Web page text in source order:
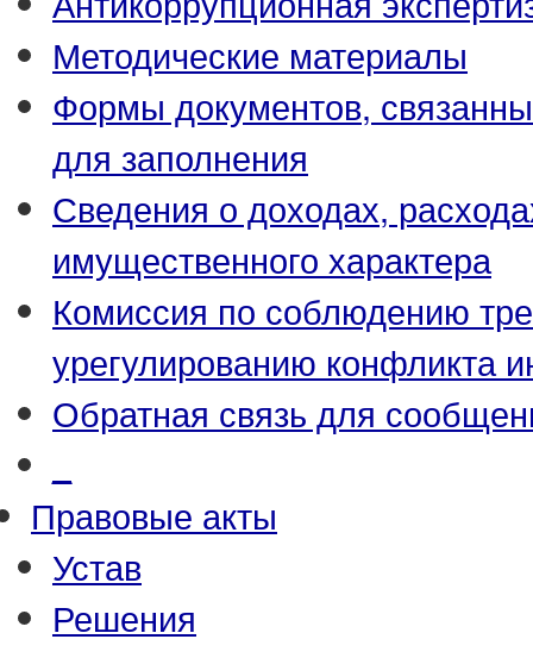
Методические материалы
Формы документов,
для заполнения
Сведения о доходах,
имущественного характера
Комиссия по соблюдению
урегулированию конфликта
Обратная связь для
Правовые акты
Устав
Решения